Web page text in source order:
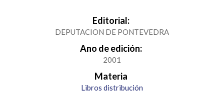
Editorial:
DEPUTACION DE PONTEVEDRA
Ano de edición:
2001
Materia
Libros distribución